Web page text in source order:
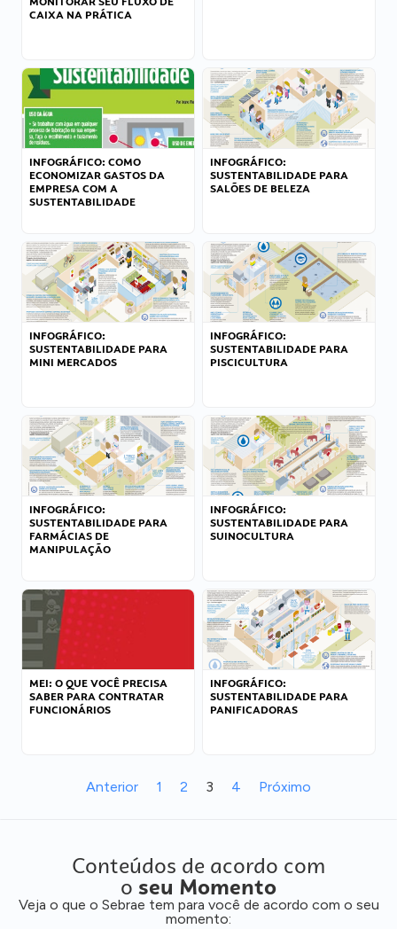
CAIXA NA PRÁTICA
INFOGRÁFICO: COMO
ECONOMIZAR GASTOS DA
EMPRESA COM A
SUSTENTABILIDADE
INFOGRÁFICO:
SUSTENTABILIDADE PARA
SALÕES DE BELEZA
INFOGRÁFICO:
SUSTENTABILIDADE PARA
MINI MERCADOS
INFOGRÁFICO:
SUSTENTABILIDADE PARA
PISCICULTURA
INFOGRÁFICO:
SUSTENTABILIDADE PARA
FARMÁCIAS DE
MANIPULAÇÃO
INFOGRÁFICO:
SUSTENTABILIDADE PARA
SUINOCULTURA
MEI: O QUE VOCÊ PRECISA
SABER PARA CONTRATAR
FUNCIONÁRIOS
INFOGRÁFICO:
SUSTENTABILIDADE PARA
PANIFICADORAS
Anterior 1 2 3 4 Próximo
Conteúdos de acordo com
o seu Momento
Veja o que o Sebrae tem para você de acordo com o seu
momento: